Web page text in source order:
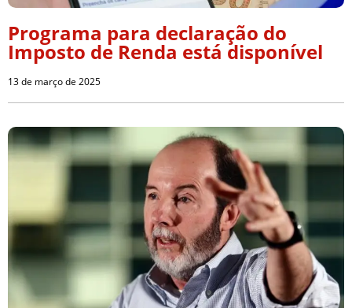
Programa para declaração do
Imposto de Renda está disponível
13 de março de 2025